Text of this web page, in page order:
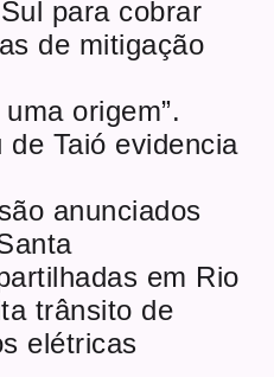
para cobrar
de mitigação
origem”.
Taió evidencia
anunciados
em Rio
trânsito de
elétricas